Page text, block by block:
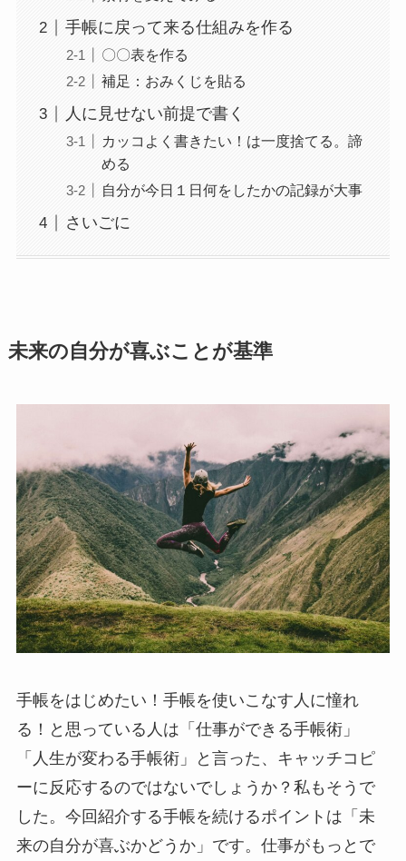
手帳に戻って来る仕組みを作る
〇〇表を作る
補足：おみくじを貼る
人に見せない前提で書く
カッコよく書きたい！は一度捨てる。諦
める
自分が今日１日何をしたかの記録が大事
さいごに
未来の自分が喜ぶことが基準
手帳をはじめたい！手帳を使いこなす人に憧れ
る！と思っている人は「仕事ができる手帳術」
「人生が変わる手帳術」と言った、キャッチコピ
ーに反応するのではないでしょうか？私もそうで
した。今回紹介する手帳を続けるポイントは「未
来の自分が喜ぶかどうか」です。仕事がもっとで